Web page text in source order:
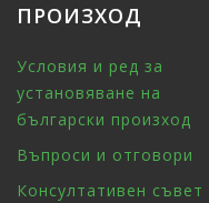
ПРОИЗХОД
Условия и ред за
установяване на
български произход
Въпроси и отговори
Консултативен съвет